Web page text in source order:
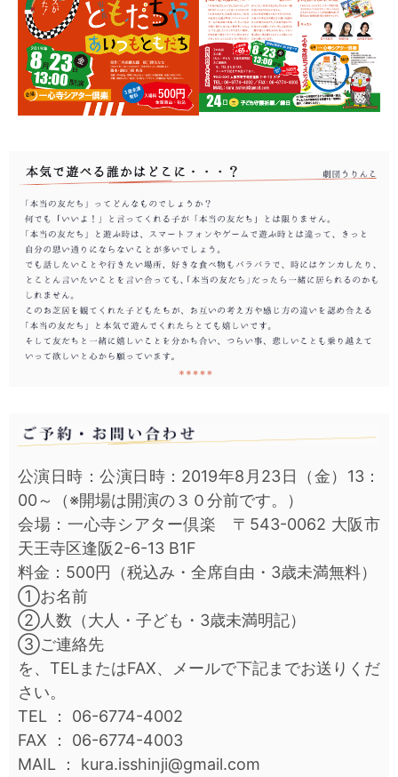
公演日時：公演日時：2019年8月23日（金）13：
00～（※開場は開演の３０分前です。）
会場：一心寺シアター倶楽 〒543-0062 大阪市
天王寺区逢阪2-6-13 B1F
料金：500円（税込み・全席自由・3歳未満無料）
①お名前
②人数（大人・子ども・3歳未満明記）
③ご連絡先
を、TELまたはFAX、メールで下記までお送りくだ
さい。
TEL ： 06-6774-4002
FAX ： 06-6774-4003
MAIL ： kura.isshinji@gmail.com